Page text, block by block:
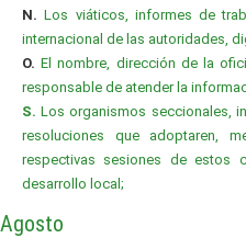
N. Los viáticos, informes de
internacional de las autoridades,
O. El nombre, dirección de la
responsable de atender la
S. Los organismos seccionales,
resoluciones que adoptaren,
respectivas sesiones de estos
desarrollo local;
Agosto